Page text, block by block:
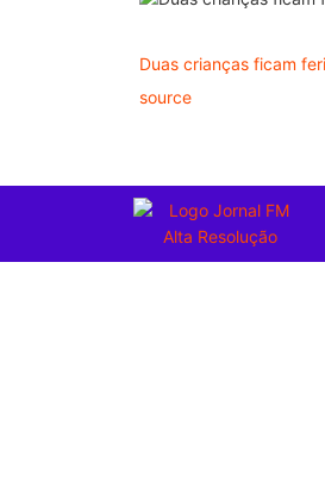
Duas crianças ficam
source